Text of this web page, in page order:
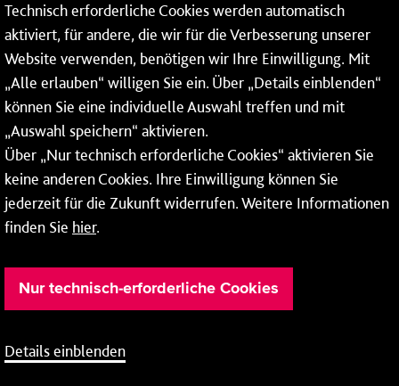
* Montags bis freitags bis 7 und ab 18 Uhr sowie an
Wochenenden und Feiertagen ganztags werden Ihre
Anrufe je nach Themenauswahl an ein Callcenter des
RMV oder von nextbike weitergeleitet. Dort erhalten Sie
ausschließlich Auskünfte zum Fahrplan bzw. zu
meinRad.
Technisch erforderliche Cookies werden automatisch
aktiviert, für andere, die wir für die Verbesserung unserer
Website verwenden, benötigen wir Ihre Einwilligung. Mit
„Alle erlauben“ willigen Sie ein. Über „Details einblenden“
können Sie eine individuelle Auswahl treffen und mit
„Auswahl speichern“ aktivieren.
Über „Nur technisch erforderliche Cookies“ aktivieren Sie
keine anderen Cookies. Ihre Einwilligung können Sie
jederzeit für die Zukunft widerrufen. Weitere Informationen
finden Sie hier.
Nur technisch-erforderliche Cookies
Details einblenden